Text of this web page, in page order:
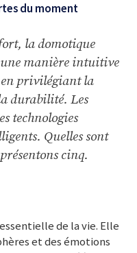
du moment
la domotique
manière intuitive
privilégiant la
durabilité. Les
technologies
Quelles sont
cinq.
de la vie. Elle
et des émotions